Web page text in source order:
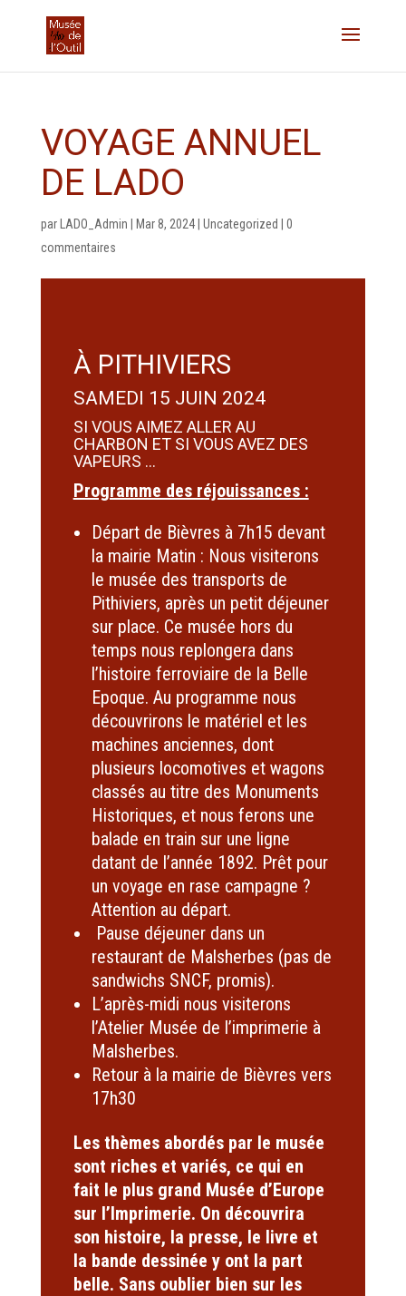
VOYAGE ANNUEL
DE LADO
par LADO_Admin Mar 8, 2024| Uncategorized
0
commentaires
À PITHIVIERS
SAMEDI 15 JUIN 2024
SI VOUS AIMEZ ALLER AU
CHARBON ET SI VOUS AVEZ DES
VAPEURS …
Programme des réjouissances :
Départ de Bièvres à 7h15 devant
la mairie Matin : Nous visiterons
le musée des transports de
Pithiviers, après un petit déjeuner
sur place. Ce musée hors du
temps nous replongera dans
l’histoire ferroviaire de la Belle
Epoque. Au programme nous
découvrirons le matériel et les
machines anciennes, dont
plusieurs locomotives et wagons
classés au titre des Monuments
Historiques, et nous ferons une
balade en train sur une ligne
datant de l’année 1892. Prêt pour
un voyage en rase campagne ?
Attention au départ.
Pause déjeuner dans un
restaurant de Malsherbes (pas de
sandwichs SNCF, promis).
L’après-midi nous visiterons
l’Atelier Musée de l’imprimerie à
Malsherbes.
Retour à la mairie de Bièvres vers
17h30
Les thèmes abordés par le musée
sont riches et variés, ce qui en
fait le plus grand Musée d’Europe
sur l’Imprimerie. On découvrira
son histoire, la presse, le livre et
la bande dessinée y ont la part
belle. Sans oublier bien sur les